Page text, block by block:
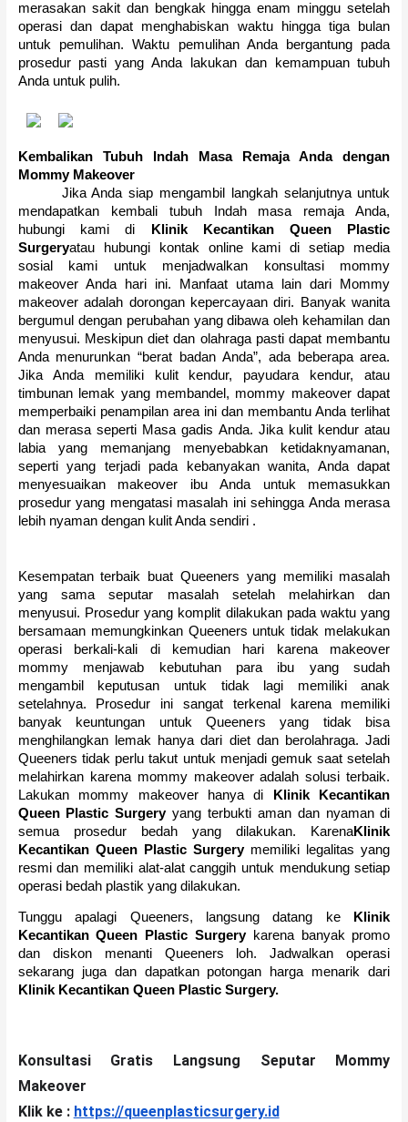
merasakan sakit dan bengkak hingga enam minggu setelah
operasi dan dapat menghabiskan waktu hingga tiga bulan
untuk pemulihan.Waktu pemulihan Anda bergantung pada
prosedur pasti yang Anda lakukan dan kemampuan tubuh
Anda untuk pulih.
Kembalikan Tubuh Indah Masa Remaja Anda dengan
Mommy Makeover
Jika Anda siap mengambil langkah selanjutnya untuk
mendapatkan kembali tubuh Indah masa remaja Anda,
hubungi kami di
Klinik Kecantikan Queen Plastic
Surgeryatau hubungi kontak online kami di setiap media
sosial kami untuk menjadwalkan konsultasi mommy
makeover Anda hari ini.
Manfaat utama lain dari Mommy
makeover adalah dorongan kepercayaan diri.
Banyak wanita
bergumul dengan perubahan yang dibawa oleh kehamilan dan
menyusui. Meskipun diet dan olahraga pasti dapat membantu
Anda menurunkan “berat badan Anda”, ada beberapa area.
Jika Anda memiliki kulit kendur, payudara kendur, atau
timbunan lemak yang membandel, mommy makeover dapat
memperbaiki penampilan area ini dan membantu Anda terlihat
dan merasa seperti Masa gadis Anda. Jika kulit kendur atau
labia yang memanjang menyebabkan ketidaknyamanan,
seperti yang terjadi pada kebanyakan wanita, Anda dapat
menyesuaikan makeover ibu Anda untuk memasukkan
prosedur yang mengatasi masalah ini sehingga Anda merasa
lebih nyaman dengan kulit Anda sendiri .
Kesempatan terbaik buat Queeners yang memiliki masalah
yang sama seputar masalah setelah melahirkan dan
menyusui. Prosedur yang komplit dilakukan pada waktu yang
bersamaan memungkinkan Queeners untuk tidak melakukan
operasi berkali-kali di kemudian hari karena makeover
mommy menjawab kebutuhan para ibu yang sudah
mengambil keputusan untuk tidak lagi memiliki anak
setelahnya. Prosedur ini sangat terkenal karena memiliki
banyak keuntungan untuk Queeners yang tidak bisa
menghilangkan lemak hanya dari diet dan berolahraga.Jadi
Queeners tidak perlu takut untuk menjadi gemuk saat setelah
melahirkan karena mommy makeover adalah solusi terbaik.
Lakukan mommy makeover hanya di
Klinik Kecantikan
Queen Plastic Surgeryyang terbukti aman dan nyaman di
semua prosedur bedah yang dilakukan.
KarenaKlinik
Kecantikan Queen Plastic Surgery memiliki legalitas yang
resmi dan memiliki alat-alat canggih untuk mendukung setiap
operasi bedah plastik yang dilakukan.
Tunggu apalagi Queeners, langsung datang ke
Klinik
Kecantikan Queen Plastic Surgery karena banyak promo
dan diskon menanti Queeners loh.Jadwalkan operasi
sekarang juga dan dapatkan potongan harga menarik dari
Klinik Kecantikan Queen Plastic Surgery.
Konsultasi Gratis Langsung Seputar Mommy
Makeover
Klik ke : https://queenplasticsurgery.id